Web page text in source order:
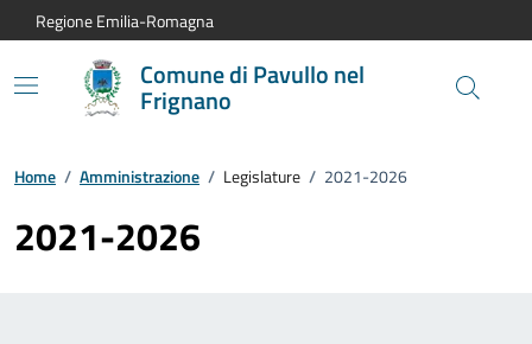
Vai al contenuto principale
Vai alla navigazione del sito
Vai al piede di pagina
Regione Emilia-Romagna
Comune di Pavullo nel
Frignano
Home / Amministrazione / Legislature / 2021-2026
2021-2026